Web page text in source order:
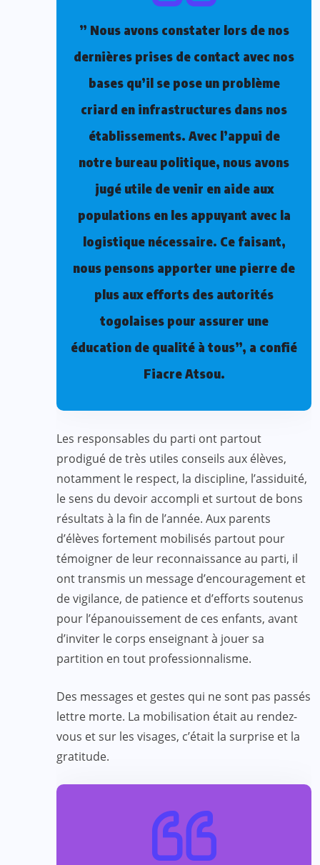
” Nous avons constater lors de nos
dernières prises de contact avec nos
bases qu’il se pose un problème
criard en infrastructures dans nos
établissements. Avec l’appui de
notre bureau politique, nous avons
jugé utile de venir en aide aux
populations en les appuyant avec la
logistique nécessaire. Ce faisant,
nous pensons apporter une pierre de
plus aux efforts des autorités
togolaises pour assurer une
éducation de qualité à tous”, a confié
Fiacre Atsou.
Les responsables du parti ont partout
prodigué de très utiles conseils aux élèves,
notamment le respect, la discipline, l’assiduité,
le sens du devoir accompli et surtout de bons
résultats à la fin de l’année. Aux parents
d’élèves fortement mobilisés partout pour
témoigner de leur reconnaissance au parti, il
ont transmis un message d’encouragement et
de vigilance, de patience et d’efforts soutenus
pour l’épanouissement de ces enfants, avant
d’inviter le corps enseignant à jouer sa
partition en tout professionnalisme.
Des messages et gestes qui ne sont pas passés
lettre morte. La mobilisation était au rendez-
vous et sur les visages, c’était la surprise et la
gratitude.